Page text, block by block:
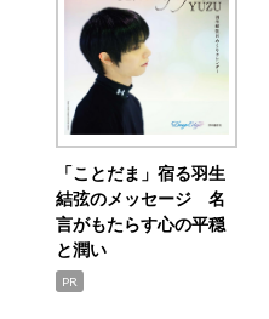
「ことだま」宿る羽生
結弦のメッセージ 名
言がもたらす心の平穏
と潤い
PR